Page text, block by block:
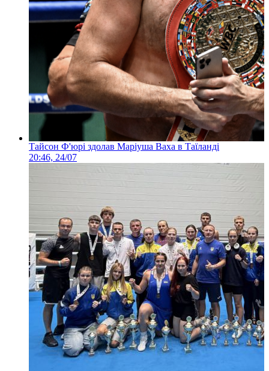
Тайсон Ф'юрі здолав Маріуша Ваха в Таїланді
20:46, 24/07